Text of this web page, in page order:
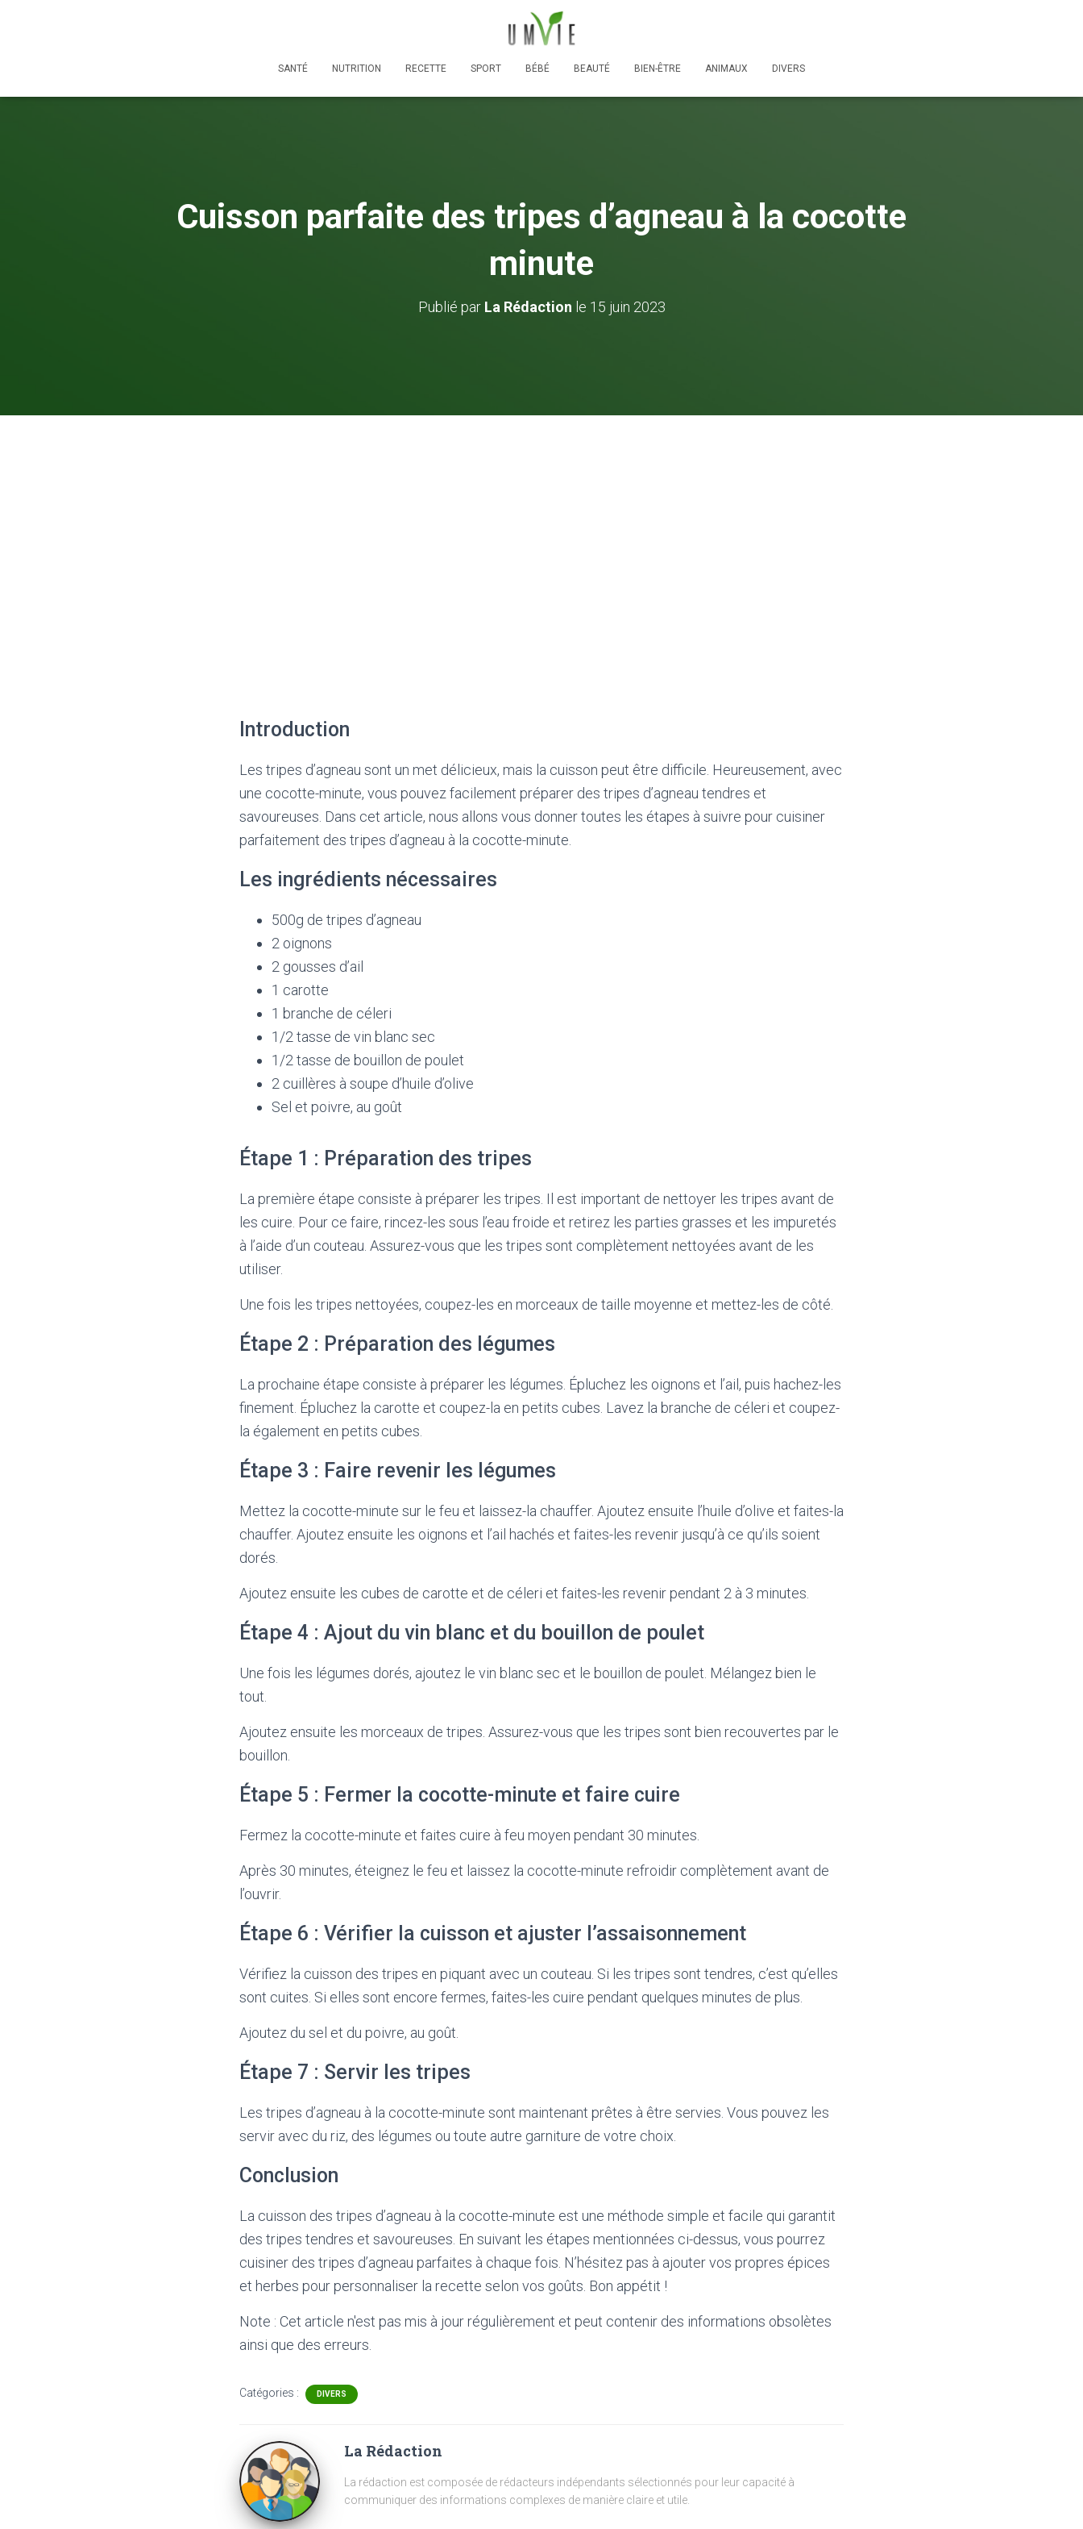
SANTÉ NUTRITION RECETTE SPORT BÉBÉ BEAUTÉ BIEN-ÊTRE ANIMAUX DIVERS
Cuisson parfaite des tripes d’agneau à la cocotte
minute
Publié par La Rédaction le 15 juin 2023
Introduction
Les tripes d’agneau sont un met délicieux, mais la cuisson peut être difficile. Heureusement, avec
une cocotte-minute, vous pouvez facilement préparer des tripes d’agneau tendres et
savoureuses. Dans cet article, nous allons vous donner toutes les étapes à suivre pour cuisiner
parfaitement des tripes d’agneau à la cocotte-minute.
Les ingrédients nécessaires
500g de tripes d’agneau
2 oignons
2 gousses d’ail
1 carotte
1 branche de céleri
1/2 tasse de vin blanc sec
1/2 tasse de bouillon de poulet
2 cuillères à soupe d’huile d’olive
Sel et poivre, au goût
Étape 1 : Préparation des tripes
La première étape consiste à préparer les tripes. Il est important de nettoyer les tripes avant de
les cuire. Pour ce faire, rincez-les sous l’eau froide et retirez les parties grasses et les impuretés
à l’aide d’un couteau. Assurez-vous que les tripes sont complètement nettoyées avant de les
utiliser.
Une fois les tripes nettoyées, coupez-les en morceaux de taille moyenne et mettez-les de côté.
Étape 2 : Préparation des légumes
La prochaine étape consiste à préparer les légumes. Épluchez les oignons et l’ail, puis hachez-les
finement. Épluchez la carotte et coupez-la en petits cubes. Lavez la branche de céleri et coupez-
la également en petits cubes.
Étape 3 : Faire revenir les légumes
Mettez la cocotte-minute sur le feu et laissez-la chauffer. Ajoutez ensuite l’huile d’olive et faites-la
chauffer. Ajoutez ensuite les oignons et l’ail hachés et faites-les revenir jusqu’à ce qu’ils soient
dorés.
Ajoutez ensuite les cubes de carotte et de céleri et faites-les revenir pendant 2 à 3 minutes.
Étape 4 : Ajout du vin blanc et du bouillon de poulet
Une fois les légumes dorés, ajoutez le vin blanc sec et le bouillon de poulet. Mélangez bien le
tout.
Ajoutez ensuite les morceaux de tripes. Assurez-vous que les tripes sont bien recouvertes par le
bouillon.
Étape 5 : Fermer la cocotte-minute et faire cuire
Fermez la cocotte-minute et faites cuire à feu moyen pendant 30 minutes.
Après 30 minutes, éteignez le feu et laissez la cocotte-minute refroidir complètement avant de
l’ouvrir.
Étape 6 : Vérifier la cuisson et ajuster l’assaisonnement
Vérifiez la cuisson des tripes en piquant avec un couteau. Si les tripes sont tendres, c’est qu’elles
sont cuites. Si elles sont encore fermes, faites-les cuire pendant quelques minutes de plus.
Ajoutez du sel et du poivre, au goût.
Étape 7 : Servir les tripes
Les tripes d’agneau à la cocotte-minute sont maintenant prêtes à être servies. Vous pouvez les
servir avec du riz, des légumes ou toute autre garniture de votre choix.
Conclusion
La cuisson des tripes d’agneau à la cocotte-minute est une méthode simple et facile qui garantit
des tripes tendres et savoureuses. En suivant les étapes mentionnées ci-dessus, vous pourrez
cuisiner des tripes d’agneau parfaites à chaque fois. N’hésitez pas à ajouter vos propres épices
et herbes pour personnaliser la recette selon vos goûts. Bon appétit !
Note : Cet article n'est pas mis à jour régulièrement et peut contenir des informations obsolètes
ainsi que des erreurs.
Catégories : DIVERS
La Rédaction
La rédaction est composée de rédacteurs indépendants sélectionnés pour leur capacité à
communiquer des informations complexes de manière claire et utile.